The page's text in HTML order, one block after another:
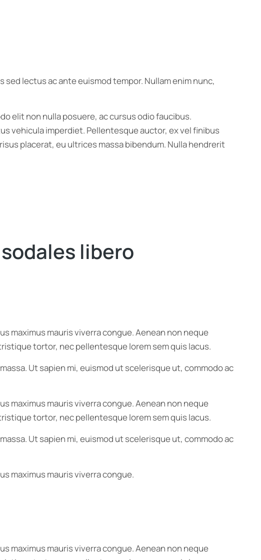
lectus ac ante euismod tempor. Nullam enim nunc,
elit non nulla posuere, ac cursus odio faucibus.
vehicula imperdiet. Pellentesque auctor, ex vel finibus
placerat, eu ultrices massa bibendum. Nulla hendrerit
libero
maximus mauris viverra congue. Aenean non neque
tortor, nec pellentesque lorem sem quis lacus.
Ut sapien mi, euismod ut scelerisque ut, commodo ac
maximus mauris viverra congue. Aenean non neque
tortor, nec pellentesque lorem sem quis lacus.
Ut sapien mi, euismod ut scelerisque ut, commodo ac
maximus mauris viverra congue.
maximus mauris viverra congue. Aenean non neque